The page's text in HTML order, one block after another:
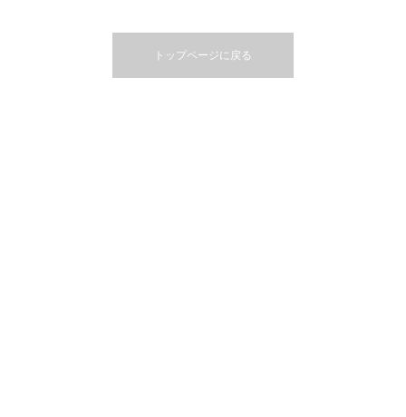
トップページに戻る